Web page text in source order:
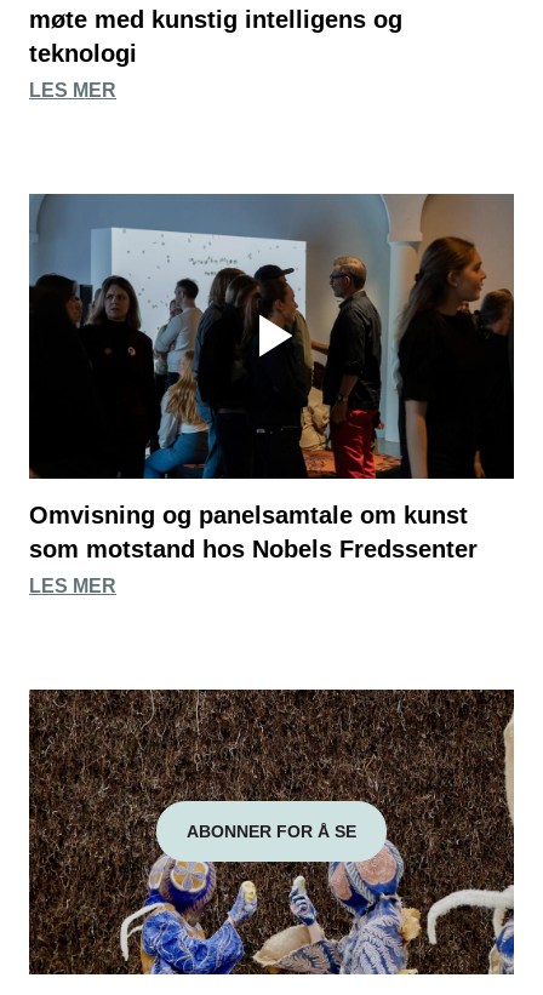
møte med kunstig intelligens og
teknologi
LES MER
Omvisning og panelsamtale om kunst
som motstand hos Nobels Fredssenter
LES MER
ABONNER FOR Å SE